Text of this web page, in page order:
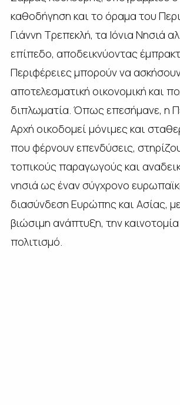
καθοδήγηση και το όραμα του
Γιάννη Τρεπεκλή, τα Ιόνια Νησιά
επίπεδο, αποδεικνύοντας
Περιφέρειες μπορούν να
αποτελεσματική οικονομική και
διπλωματία. Όπως επεσήμανε, η
Αρχή οικοδομεί μόνιμες και
που φέρνουν επενδύσεις,
τοπικούς παραγωγούς και
νησιά ως έναν σύγχρονο
διασύνδεση Ευρώπης και Ασίας,
βιώσιμη ανάπτυξη, την
πολιτισμό.